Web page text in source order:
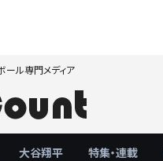
ール専門メディア
大谷翔平 特集・連載